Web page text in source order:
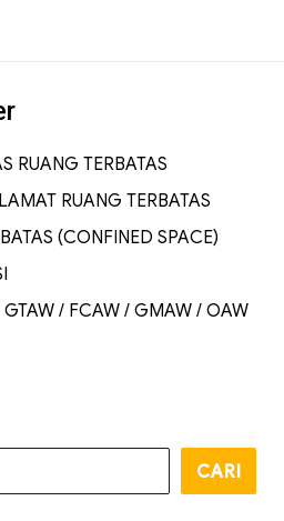
RUANG TERBATAS
RUANG TERBATAS
(CONFINED SPACE)
/ FCAW / GMAW / OAW
CARI